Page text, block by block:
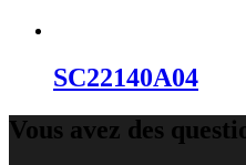
SC22140A04
Vous avez des